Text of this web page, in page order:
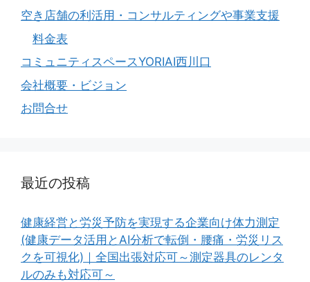
空き店舗の利活用・コンサルティングや事業支援
料金表
コミュニティスペースYORIAI西川口
会社概要・ビジョン
お問合せ
最近の投稿
健康経営と労災予防を実現する企業向け体力測定
(健康データ活用とAI分析で転倒・腰痛・労災リス
クを可視化)｜全国出張対応可～測定器具のレンタ
ルのみも対応可～